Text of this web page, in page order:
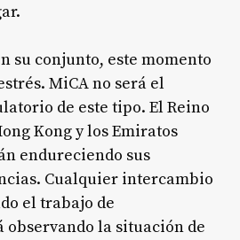
su conjunto, este momento
MiCA no será el
de este tipo. El Reino
Kong y los Emiratos
endureciendo sus
Cualquier intercambio
el trabajo de
la situación de